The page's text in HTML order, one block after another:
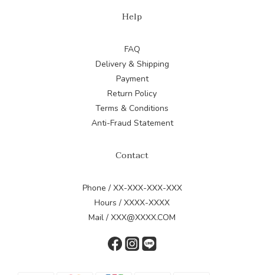
Help
FAQ
Delivery & Shipping
Payment
Return Policy
Terms & Conditions
Anti-Fraud Statement
Contact
Phone / XX-XXX-XXX-XXX
Hours / XXXX-XXXX
Mail / XXX@XXXX.COM